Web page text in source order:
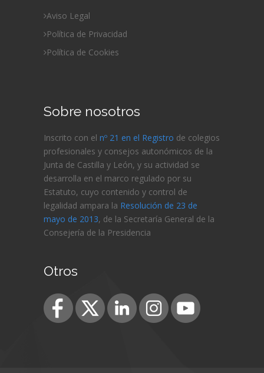
Aviso Legal
Política de Privacidad
Política de Cookies
Sobre nosotros
Inscrito con el nº 21 en el Registro de colegios
profesionales y consejos autonómicos de la
Junta de Castilla y León, y su actividad se
desarrolla en el marco regulado por su
Estatuto, cuyo contenido y control de
legalidad ampara la Resolución de 23 de
mayo de 2013, de la Secretaría General de la
Consejería de la Presidencia
Otros